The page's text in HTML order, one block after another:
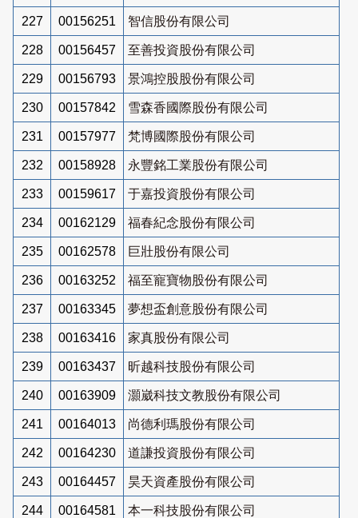
227 00156251 智信股份有限公司
228 00156457 至善投資股份有限公司
229 00156793 景鴻控股股份有限公司
230 00157842 雪森香國際股份有限公司
231 00157977 梵博國際股份有限公司
232 00158928 永豐銘工業股份有限公司
233 00159617 于嘉投資股份有限公司
234 00162129 福春紀念股份有限公司
235 00162578 巨壯股份有限公司
236 00163252 福至寵寶物股份有限公司
237 00163345 夢想盃創意股份有限公司
238 00163416 家真股份有限公司
239 00163437 昕越科技股份有限公司
240 00163909 灝崴科技文教股份有限公司
241 00164013 尚德利瑪股份有限公司
242 00164230 道謙投資股份有限公司
243 00164457 昊天資產股份有限公司
244 00164581 本一科技股份有限公司